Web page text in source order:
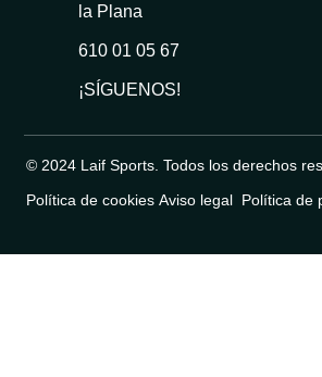
la Plana
610 01 05 67
¡SÍGUENOS!
© 2024 Laif Sports. Todos los derechos
Política de cookies Aviso legal Política de